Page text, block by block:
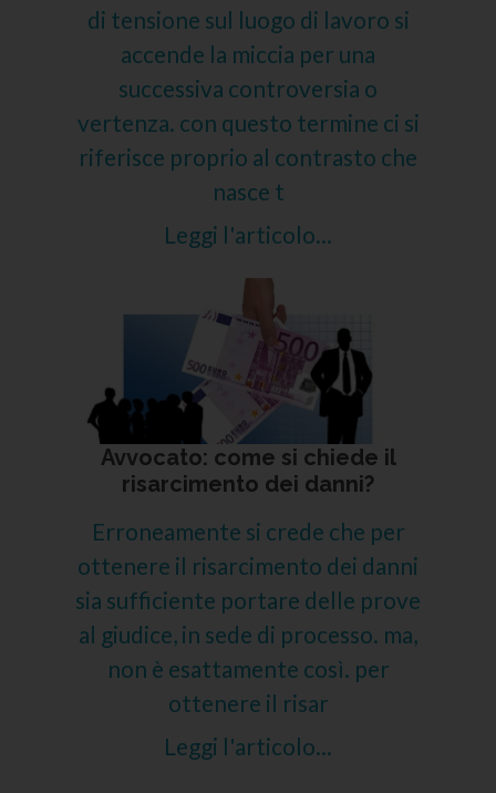
di tensione sul luogo di lavoro si
accende la miccia per una
successiva controversia o
vertenza. con questo termine ci si
riferisce proprio al contrasto che
nasce t
Leggi l'articolo...
Avvocato: come si chiede il
risarcimento dei danni?
Erroneamente si crede che per
ottenere il risarcimento dei danni
sia sufficiente portare delle prove
al giudice, in sede di processo. ma,
non è esattamente così. per
ottenere il risar
Leggi l'articolo...